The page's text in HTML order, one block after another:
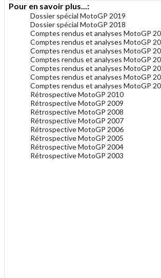
Pour en savoir plus...:
Dossier spécial MotoGP 2019
Dossier spécial MotoGP 2018
Comptes rendus et analyses MotoGP
Comptes rendus et analyses MotoGP
Comptes rendus et analyses MotoGP
Comptes rendus et analyses MotoGP
Comptes rendus et analyses MotoGP
Comptes rendus et analyses MotoGP
Comptes rendus et analyses MotoGP
Rétrospective MotoGP 2010
Rétrospective MotoGP 2009
Rétrospective MotoGP 2008
Rétrospective MotoGP 2007
Rétrospective MotoGP 2006
Rétrospective MotoGP 2005
Rétrospective MotoGP 2004
Rétrospective MotoGP 2003